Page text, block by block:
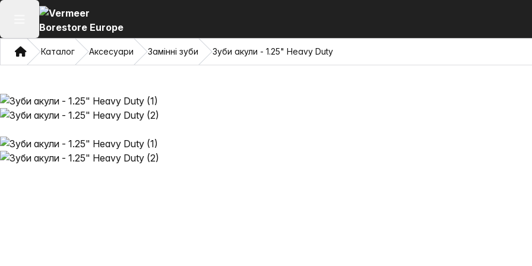
Відкрити головне меню
ДімКаталог Аксесуари Замінні зуби Зуби акули - 1.25" Heavy Duty